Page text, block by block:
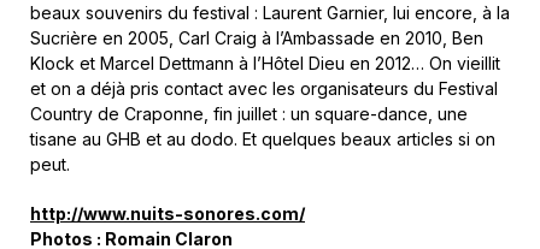
beaux souvenirs du festival : Laurent Garnier, lui encore, à la
Sucrière en 2005, Carl Craig à l’Ambassade en 2010, Ben
Klock et Marcel Dettmann à l’Hôtel Dieu en 2012… On vieillit
et on a déjà pris contact avec les organisateurs du Festival
Country de Craponne, fin juillet : un square-dance, une
tisane au GHB et au dodo. Et quelques beaux articles si on
peut.
http://www.nuits-sonores.com/
Photos : Romain Claron